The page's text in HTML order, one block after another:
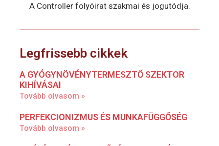
A Controller folyóirat szakmai és jogutódja.
Legfrissebb cikkek
A GYÓGYNÖVÉNYTERMESZTŐ SZEKTOR
KIHÍVÁSAI
Tovább olvasom »
PERFEKCIONIZMUS ÉS MUNKAFÜGGŐSÉG
Tovább olvasom »